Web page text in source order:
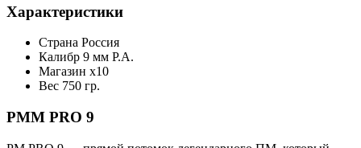
Характеристики
Страна Россия
Калибр 9 мм Р.А.
Магазин x10
Вес 750 гр.
PMM PRO 9